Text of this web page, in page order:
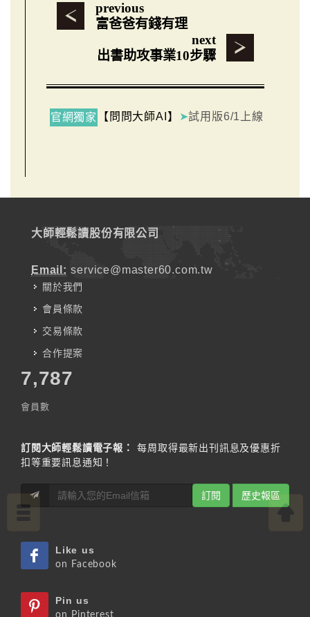
previous
富爸爸有錢有理
next
出書助攻事業10步驟
官網獨家 【問問大師AI】 ➤試用版6/1上線
大師輕鬆讀股份有限公司
Email: service@master60.com.tw
關於我們
會員條款
交易條款
合作提案
7,787
會員數
訂閱大師輕鬆讀電子報：
每周取得最新出刊訊息及優惠折
扣等重要訊息通知！
訂閱 歷史報區
Like us
on Facebook
Pin us